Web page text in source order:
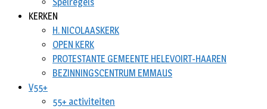
KERKEN
H. NICOLAASKERK
OPEN KERK
PROTESTANTE GEMEENTE HELEVOIRT-HAAREN
BEZINNINGSCENTRUM EMMAUS
V55+
55+ activiteiten